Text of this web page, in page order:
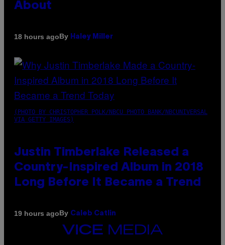
About
18 hours agoBy Haley Miller
(PHOTO BY CHRISTOPHER POLK/NBCU PHOTO BANK/NBCUNIVERSAL
VIA GETTY IMAGES)
Justin Timberlake Released a
Country-Inspired Album in 2018
Long Before It Became a Trend
19 hours agoBy Caleb Catlin
VICE